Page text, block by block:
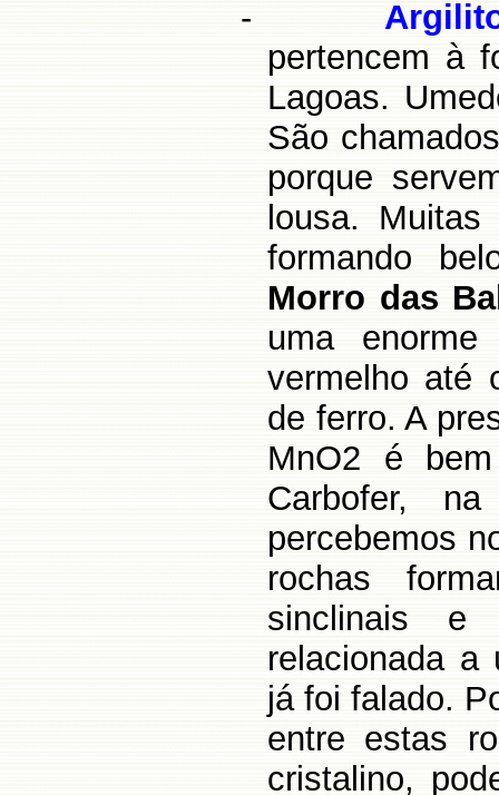
-
pertencem à
Lagoas.
São
porque
lousa.
formando
Morro das
uma
vermelho até
de ferro. A
MnO2 é
Carbofer,
percebemos
rochas
sinclinais e
relacionada a
já foi falado.
entre estas
cristalino,